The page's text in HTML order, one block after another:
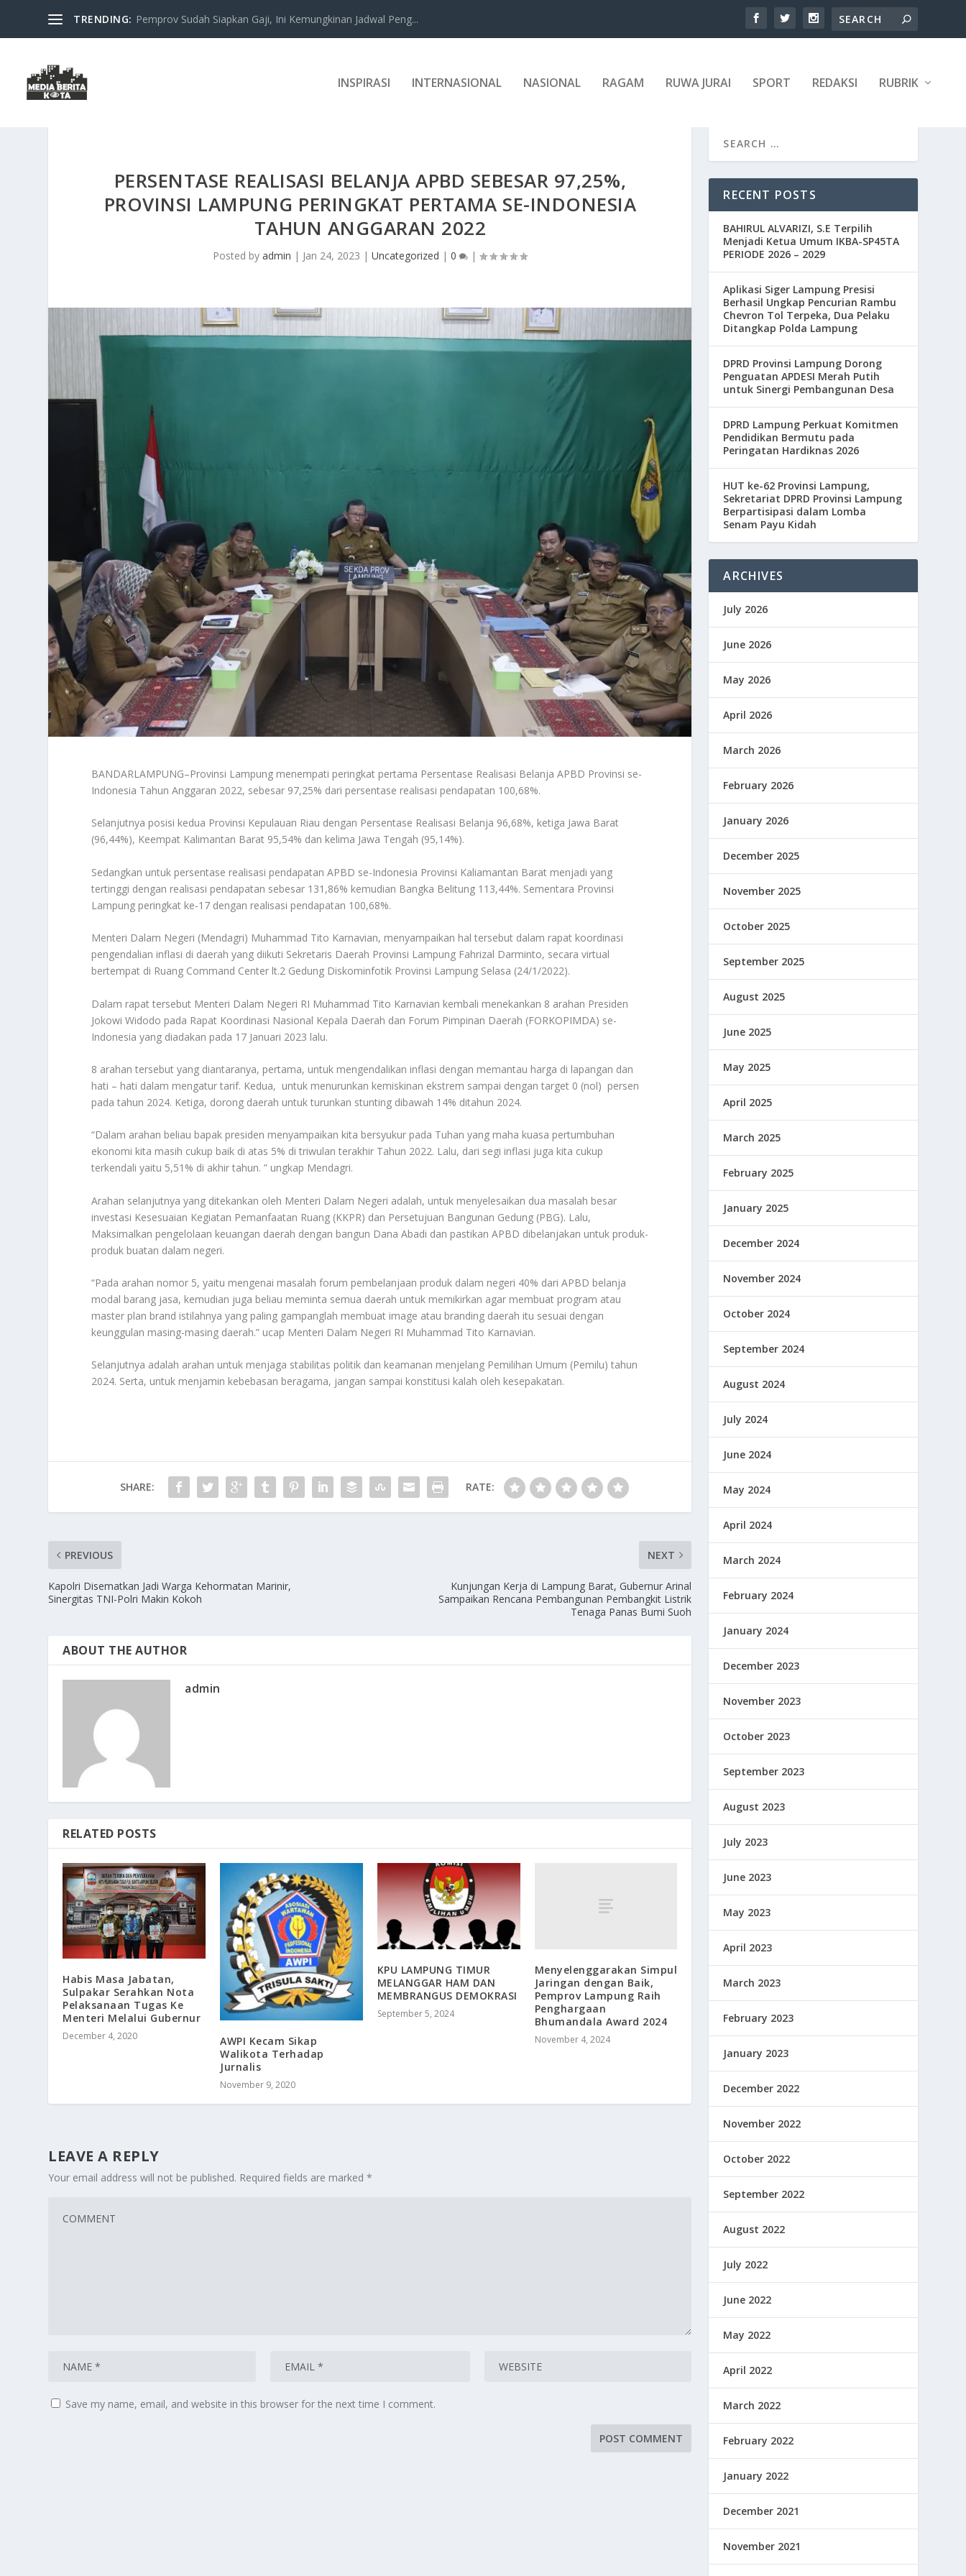
TRENDING: Pemprov Sudah Siapkan Gaji, Ini Kemungkinan Jadwal Peng...
INSPIRASI INTERNASIONAL NASIONAL RAGAM RUWA JURAI SPORT REDAKSI RUBRIK
PERSENTASE REALISASI BELANJA APBD SEBESAR 97,25%,
PROVINSI LAMPUNG PERINGKAT PERTAMA SE-INDONESIA
TAHUN ANGGARAN 2022
Posted byadmin | Jan 24, 2023 |Uncategorized |0 |
BANDARLAMPUNG–Provinsi Lampung menempati peringkat pertama Persentase Realisasi Belanja APBD Provinsi se-
Indonesia Tahun Anggaran 2022, sebesar 97,25% dari persentase realisasi pendapatan 100,68%.
Selanjutnya posisi kedua Provinsi Kepulauan Riau dengan Persentase Realisasi Belanja 96,68%, ketiga Jawa Barat
(96,44%), Keempat Kalimantan Barat 95,54% dan kelima Jawa Tengah (95,14%).
Sedangkan untuk persentase realisasi pendapatan APBD se-Indonesia Provinsi Kaliamantan Barat menjadi yang
tertinggi dengan realisasi pendapatan sebesar 131,86% kemudian Bangka Belitung 113,44%. Sementara Provinsi
Lampung peringkat ke-17 dengan realisasi pendapatan 100,68%.
Menteri Dalam Negeri (Mendagri) Muhammad Tito Karnavian, menyampaikan hal tersebut dalam rapat koordinasi
pengendalian inflasi di daerah yang diikuti Sekretaris Daerah Provinsi Lampung Fahrizal Darminto, secara virtual
bertempat di Ruang Command Center lt.2 Gedung Diskominfotik Provinsi Lampung Selasa (24/1/2022).
Dalam rapat tersebut Menteri Dalam Negeri RI Muhammad Tito Karnavian kembali menekankan 8 arahan Presiden
Jokowi Widodo pada Rapat Koordinasi Nasional Kepala Daerah dan Forum Pimpinan Daerah (FORKOPIMDA) se-
Indonesia yang diadakan pada 17 Januari 2023 lalu.
8 arahan tersebut yang diantaranya, pertama, untuk mengendalikan inflasi dengan memantau harga di lapangan dan
hati – hati dalam mengatur tarif. Kedua, untuk menurunkan kemiskinan ekstrem sampai dengan target 0 (nol) persen
pada tahun 2024. Ketiga, dorong daerah untuk turunkan stunting dibawah 14% ditahun 2024.
“Dalam arahan beliau bapak presiden menyampaikan kita bersyukur pada Tuhan yang maha kuasa pertumbuhan
ekonomi kita masih cukup baik di atas 5% di triwulan terakhir Tahun 2022. Lalu, dari segi inflasi juga kita cukup
terkendali yaitu 5,51% di akhir tahun. ” ungkap Mendagri.
Arahan selanjutnya yang ditekankan oleh Menteri Dalam Negeri adalah, untuk menyelesaikan dua masalah besar
investasi Kesesuaian Kegiatan Pemanfaatan Ruang (KKPR) dan Persetujuan Bangunan Gedung (PBG). Lalu,
Maksimalkan pengelolaan keuangan daerah dengan bangun Dana Abadi dan pastikan APBD dibelanjakan untuk produk-
produk buatan dalam negeri.
“Pada arahan nomor 5, yaitu mengenai masalah forum pembelanjaan produk dalam negeri 40% dari APBD belanja
modal barang jasa, kemudian juga beliau meminta semua daerah untuk memikirkan agar membuat program atau
master plan brand istilahnya yang paling gampanglah membuat image atau branding daerah itu sesuai dengan
keunggulan masing-masing daerah.” ucap Menteri Dalam Negeri RI Muhammad Tito Karnavian.
Selanjutnya adalah arahan untuk menjaga stabilitas politik dan keamanan menjelang Pemilihan Umum (Pemilu) tahun
2024. Serta, untuk menjamin kebebasan beragama, jangan sampai konstitusi kalah oleh kesepakatan.
SHARE: RATE:
PREVIOUS
Kapolri Disematkan Jadi Warga Kehormatan Marinir,
Sinergitas TNI-Polri Makin Kokoh
NEXT
Kunjungan Kerja di Lampung Barat, Gubernur Arinal
Sampaikan Rencana Pembangunan Pembangkit Listrik
Tenaga Panas Bumi Suoh
ABOUT THE AUTHOR
admin
RELATED POSTS
Habis Masa Jabatan,
Sulpakar Serahkan Nota
Pelaksanaan Tugas Ke
Menteri Melalui Gubernur
December 4, 2020
AWPI Kecam Sikap
Walikota Terhadap
Jurnalis
November 9, 2020
KPU LAMPUNG TIMUR
MELANGGAR HAM DAN
MEMBRANGUS DEMOKRASI
September 5, 2024
Menyelenggarakan Simpul
Jaringan dengan Baik,
Pemprov Lampung Raih
Penghargaan
Bhumandala Award 2024
November 4, 2024
LEAVE A REPLY
Your email address will not be published. Required fields are marked*
Save my name, email, and website in this browser for the next time I comment.
RECENT POSTS
BAHIRUL ALVARIZI, S.E Terpilih
Menjadi Ketua Umum IKBA-SP45TA
PERIODE 2026 – 2029
Aplikasi Siger Lampung Presisi
Berhasil Ungkap Pencurian Rambu
Chevron Tol Terpeka, Dua Pelaku
Ditangkap Polda Lampung
DPRD Provinsi Lampung Dorong
Penguatan APDESI Merah Putih
untuk Sinergi Pembangunan Desa
DPRD Lampung Perkuat Komitmen
Pendidikan Bermutu pada
Peringatan Hardiknas 2026
HUT ke-62 Provinsi Lampung,
Sekretariat DPRD Provinsi Lampung
Berpartisipasi dalam Lomba
Senam Payu Kidah
ARCHIVES
July 2026
June 2026
May 2026
April 2026
March 2026
February 2026
January 2026
December 2025
November 2025
October 2025
September 2025
August 2025
June 2025
May 2025
April 2025
March 2025
February 2025
January 2025
December 2024
November 2024
October 2024
September 2024
August 2024
July 2024
June 2024
May 2024
April 2024
March 2024
February 2024
January 2024
December 2023
November 2023
October 2023
September 2023
August 2023
July 2023
June 2023
May 2023
April 2023
March 2023
February 2023
January 2023
December 2022
November 2022
October 2022
September 2022
August 2022
July 2022
June 2022
May 2022
April 2022
March 2022
February 2022
January 2022
December 2021
November 2021